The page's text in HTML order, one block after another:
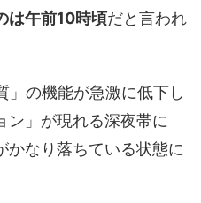
は午前10時頃だと言われ
」の機能が急激に低下し
ン」が現れる深夜帯に
かなり落ちている状態に